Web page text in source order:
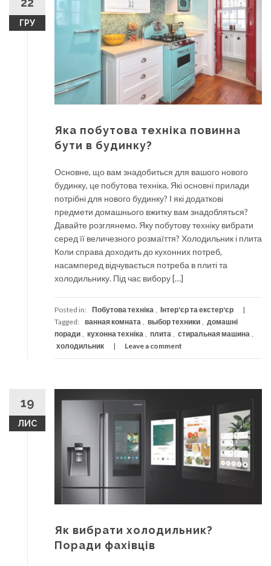
ГРУ
Яка побутова техніка повинна
бути в будинку?
Основне, що вам знадобиться для вашого нового
будинку, це побутова техніка. Які основні прилади
потрібні для нового будинку? І які додаткові
предмети домашнього вжитку вам знадобляться?
Давайте розглянемо. Яку побутову техніку вибрати
серед її величезного розмаїття? Холодильник і плита
Коли справа доходить до кухонних потреб,
насамперед відчувається потреба в плиті та
холодильнику. Під час вибору […]
Posted in: Побутова техніка
Інтер'єр та екстер'єр
Tagged:
ванная комната выбор техники
домашні
поради
кухонна техніка плита стиральная машина
холодильник
Leave a comment
19
ЛИС
Як вибрати холодильник?
Поради фахівців